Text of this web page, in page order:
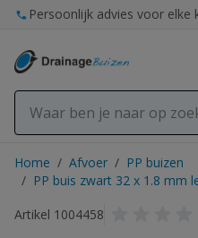
Ga naar de inhoud
Persoonlijk advies voor elke
Home / Afvoer / PP buizen
/ PP buis zwart 32 x 1.8 mm
Artikel 1004458